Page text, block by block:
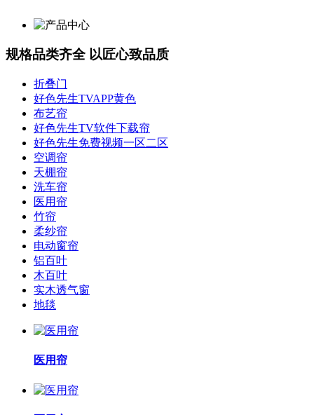
规格品类齐全 以匠心致品质
折叠门
好色先生TVAPP黄色
布艺帘
好色先生TV软件下载帘
好色先生免费视频一区二区
空调帘
天棚帘
洗车帘
医用帘
竹帘
柔纱帘
电动窗帘
铝百叶
木百叶
实木透气窗
地毯
医用帘